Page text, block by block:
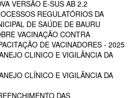
VERSÃO E-SUS AB 2.2
REGULATÓRIOS DA
DE SAÚDE DE BAURU
VACINAÇÃO CONTRA
DE VACINADORES - 2025
CLINICO E VIGILÂNCIA DA
CLÍNICO E VIGILÂNCIA DA
DAS